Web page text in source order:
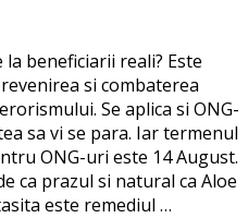
beneficiarii reali? Este
si combaterea
Se aplica si ONG-
sa vi se para. Iar termenul
ONG-uri este 14 August.
ca prazul si natural ca Aloe
este remediul …